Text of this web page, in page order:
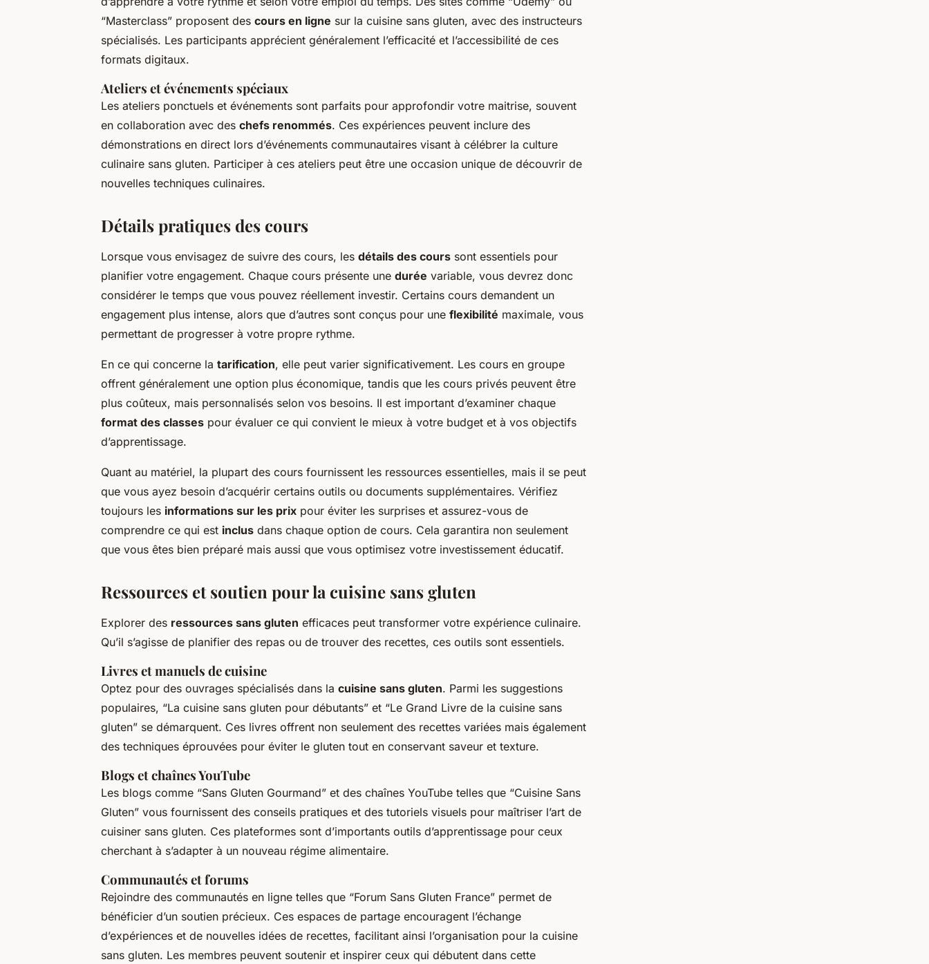
“Masterclass” proposent des cours en ligne sur la cuisine sans gluten, avec des instructeurs
spécialisés. Les participants apprécient généralement l’efficacité et l’accessibilité de ces
formats digitaux.
Ateliers et événements spéciaux
Les ateliers ponctuels et événements sont parfaits pour approfondir votre maitrise, souvent
en collaboration avec des chefs renommés. Ces expériences peuvent inclure des
démonstrations en direct lors d’événements communautaires visant à célébrer la culture
culinaire sans gluten. Participer à ces ateliers peut être une occasion unique de découvrir de
nouvelles techniques culinaires.
Détails pratiques des cours
Lorsque vous envisagez de suivre des cours, les détails des cours sont essentiels pour
planifier votre engagement. Chaque cours présente une durée variable, vous devrez donc
considérer le temps que vous pouvez réellement investir. Certains cours demandent un
engagement plus intense, alors que d’autres sont conçus pour une flexibilité maximale, vous
permettant de progresser à votre propre rythme.
En ce qui concerne la tarification, elle peut varier significativement. Les cours en groupe
offrent généralement une option plus économique, tandis que les cours privés peuvent être
plus coûteux, mais personnalisés selon vos besoins. Il est important d’examiner chaque
format des classes pour évaluer ce qui convient le mieux à votre budget et à vos objectifs
d’apprentissage.
Quant au matériel, la plupart des cours fournissent les ressources essentielles, mais il se peut
que vous ayez besoin d’acquérir certains outils ou documents supplémentaires. Vérifiez
toujours les informations sur les prix pour éviter les surprises et assurez-vous de
comprendre ce qui est inclus dans chaque option de cours. Cela garantira non seulement
que vous êtes bien préparé mais aussi que vous optimisez votre investissement éducatif.
Ressources et soutien pour la cuisine sans gluten
Explorer des ressources sans gluten efficaces peut transformer votre expérience culinaire.
Qu’il s’agisse de planifier des repas ou de trouver des recettes, ces outils sont essentiels.
Livres et manuels de cuisine
Optez pour des ouvrages spécialisés dans la cuisine sans gluten. Parmi les suggestions
populaires, “La cuisine sans gluten pour débutants” et “Le Grand Livre de la cuisine sans
gluten” se démarquent. Ces livres offrent non seulement des recettes variées mais également
des techniques éprouvées pour éviter le gluten tout en conservant saveur et texture.
Blogs et chaînes YouTube
Les blogs comme “Sans Gluten Gourmand” et des chaînes YouTube telles que “Cuisine Sans
Gluten” vous fournissent des conseils pratiques et des tutoriels visuels pour maîtriser l’art de
cuisiner sans gluten. Ces plateformes sont d’importants outils d’apprentissage pour ceux
cherchant à s’adapter à un nouveau régime alimentaire.
Communautés et forums
Rejoindre des communautés en ligne telles que “Forum Sans Gluten France” permet de
bénéficier d’un soutien précieux. Ces espaces de partage encouragent l’échange
d’expériences et de nouvelles idées de recettes, facilitant ainsi l’organisation pour la cuisine
sans gluten. Les membres peuvent soutenir et inspirer ceux qui débutent dans cette